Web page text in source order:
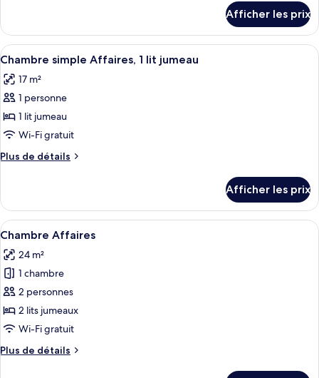
Chambre
familiale
Chambre
familiale
Afficher les prix
Afficher
toutes
les
photos
pour
ce
type
de
Chambre
simple
Affaires,
1
lit
jumeau
Une chambre d’hôtel avec un lit,
6
Chambre simple Affaires, 1 lit jumeau
17 m²
1 personne
1 lit jumeau
Wi-Fi gratuit
Plus de détails
Plus
Chambre
simple
Affaires,
lit
jumeau
Afficher les prix
Afficher
toutes
les
photos
pour
ce
type
chambre :
Une chambre d’hôtel avec un lit,
6
Chambre Affaires
24 m²
1 chambre
2 personnes
2 lits jumeaux
Wi-Fi gratuit
Plus de détails
Plus